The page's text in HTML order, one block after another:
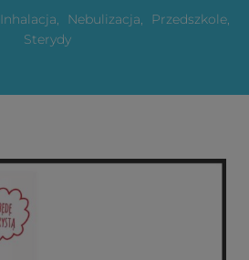
Inhalacja, Nebulizacja, Przedszkole,
Sterydy